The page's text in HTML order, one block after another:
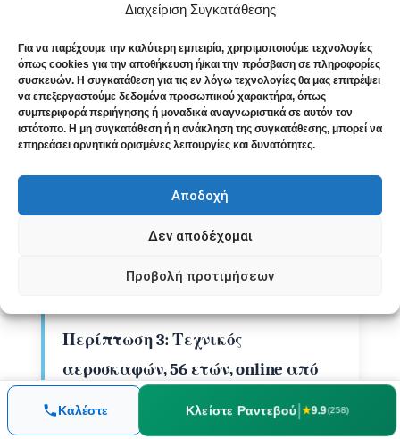
Διαχείριση Συγκατάθεσης
Για να παρέχουμε την καλύτερη εμπειρία, χρησιμοποιούμε τεχνολογίες
όπως cookies για την αποθήκευση ή/και την πρόσβαση σε πληροφορίες
συσκευών. Η συγκατάθεση για τις εν λόγω τεχνολογίες θα μας επιτρέψει
να επεξεργαστούμε δεδομένα προσωπικού χαρακτήρα, όπως
συμπεριφορά περιήγησης ή μοναδικά αναγνωριστικά σε αυτόν τον
ιστότοπο. Η μη συγκατάθεση ή η ανάκληση της συγκατάθεσης, μπορεί να
επηρεάσει αρνητικά ορισμένες λειτουργίες και δυνατότητες.
Αποδοχή
Δεν αποδέχομαι
Προβολή προτιμήσεων
Η ασθενής αναφέρει βελτίωση της
τάξης του 55%, κυρίως στη μείωση της
ενόχλησης παρά στην ένταση του ήχου.
Τελική έκβαση:Συνεχίζει την
παρακολούθηση με σταθερή κατάσταση.
Η βελτίωση της ψυχολογικής διάθεσης
ήταν εμφανέστερη από τη μείωση του
Περίπτωση 3: Τεχνικός
αεροσκαφών, 56 ετών, online από
Ηράκλειο
Καλέστε Κλείστε Ραντεβού| ★9.9(258)